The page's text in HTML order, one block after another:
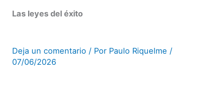
Las leyes del éxito
Deja un comentario / Por Paulo Riquelme /
07/06/2026